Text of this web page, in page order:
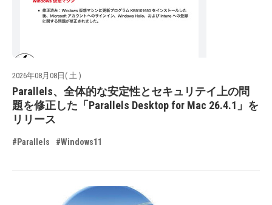
2026年08月08日( 土 )
Parallels、全体的な安定性とセキュリテイ上の問
題を修正した「Parallels Desktop for Mac 26.4.1」を
リリース
#Parallels #Windows11